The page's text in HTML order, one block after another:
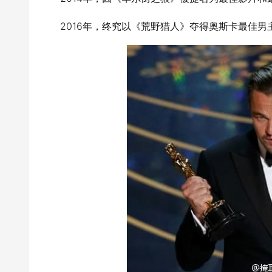
2016年，终究以《荒野猎人》夺得奥斯卡最佳男